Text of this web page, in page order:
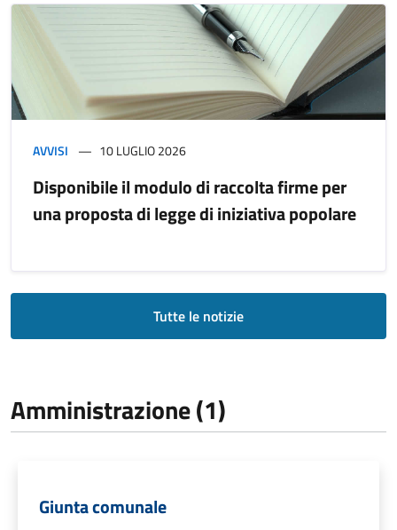
AVVISI 10 LUGLIO 2026
Disponibile il modulo di raccolta firme per
una proposta di legge di iniziativa popolare
Tutte le notizie
Amministrazione (1)
Giunta comunale